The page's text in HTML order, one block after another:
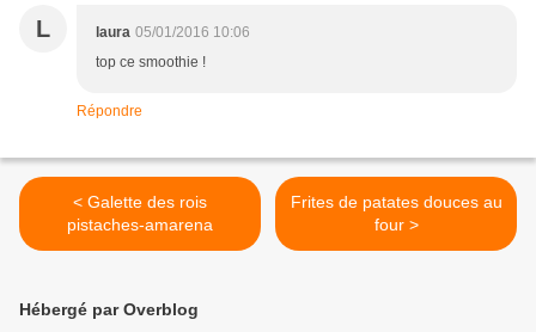
L laura 05/01/2016 10:06
top ce smoothie !
Répondre
< Galette des rois
pistaches-amarena
Frites de patates douces au
four >
Hébergé par Overblog